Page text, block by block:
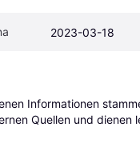
2023-03-18
Informationen
Quellen und dienen